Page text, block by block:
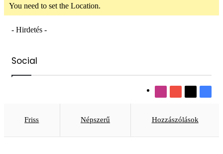
You need to set the Location.
- Hirdetés -
Social
Friss Népszerű Hozzászólások